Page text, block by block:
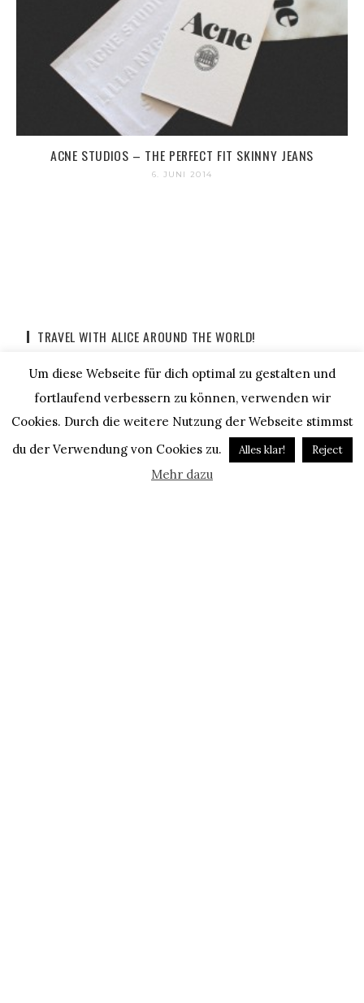
ACNE STUDIOS – THE PERFECT FIT SKINNY JEANS
6. JUNI 2014
TRAVEL WITH ALICE AROUND THE WORLD!
Um diese Webseite für dich optimal zu gestalten und
fortlaufend verbessern zu können, verwenden wir
Cookies. Durch die weitere Nutzung der Webseite stimmst
du der Verwendung von Cookies zu.
Alles klar! Reject
Mehr dazu